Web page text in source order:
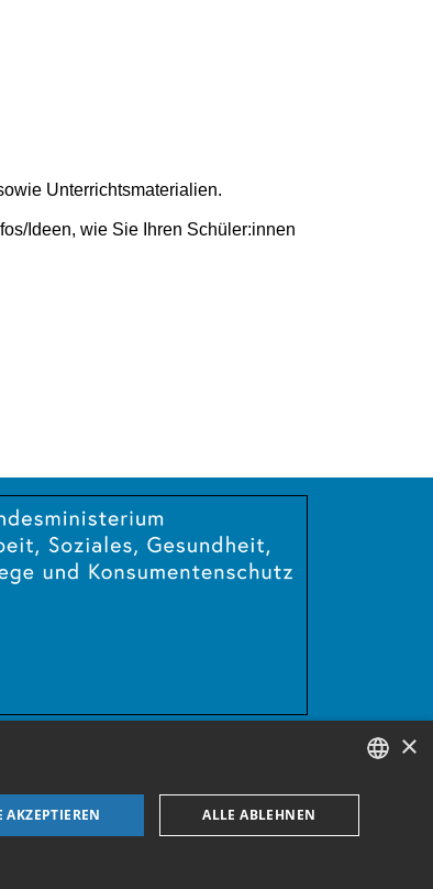
Unterrichtsmaterialien.
Ideen, wie Sie Ihren Schüler:innen
×
AKZEPTIEREN ALLE ABLEHNEN